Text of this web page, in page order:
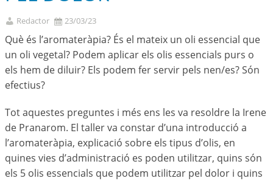
Redactor 23/03/23
Què és l’aromateràpia? És el mateix un oli essencial que
un oli vegetal? Podem aplicar els olis essencials purs o
els hem de diluir? Els podem fer servir pels nen/es? Són
efectius?
Tot aquestes preguntes i més ens les va resoldre la Irene
de Pranarom. El taller va constar d’una introducció a
l’aromateràpia, explicació sobre els tipus d’olis, en
quines vies d’administració es poden utilitzar, quins són
els 5 olis essencials que podem utilitzar pel dolor i quins